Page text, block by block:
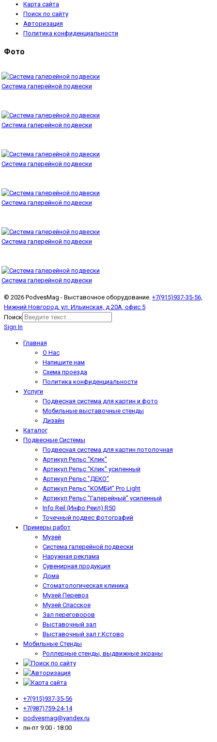
Карта сайта
Поиск по сайту
Авторизация
Политика конфиденциальности
Фото
Система галерейной подвески
Система галерейной подвески
Система галерейной подвески
Система галерейной подвески
Система галерейной подвески
Система галерейной подвески
© 2026 PodvesMag - Выставочное оборудование. +7(915)937-35-56,
Нижний Новгород, ул. Ильинская, д 20А, офис 5
Поиск
Sign In
Главная
О Нас
Напишите нам
Схема проезда
Политика конфиденциальности
Услуги
Подвесная система для картин и фото
Мобильные выставочные стенды
Дизайн
Каталог
Подвесные Системы
Подвесная система для картин потолочная
Артикул Рельс "Клик"
Артикул Рельс "Клик" усиленный
Артикул Рельс "ДЕКО"
Артикул Рельс "КОМБИ" Pro Light
Артикул Рельс "Галерейный" усиленный
Info Reil (Инфо Реил) R50
Точечный подвес фотографий
Примеры работ
Музей
Система галерейной подвески
Наружная реклама
Сувенирная продукция
Дома
Стоматологическая клиника
Музей Перевоз
Музей Спасское
Зал переговоров
Выставочный зал
Выставочный зал г.Кстово
Мобильные Стенды
Роллерные стенды, выдвижные экраны
+7(915)937-35-56
+7(987)759-24-14
podvesmag@yandex.ru
пн-пт 9:00 - 18:00